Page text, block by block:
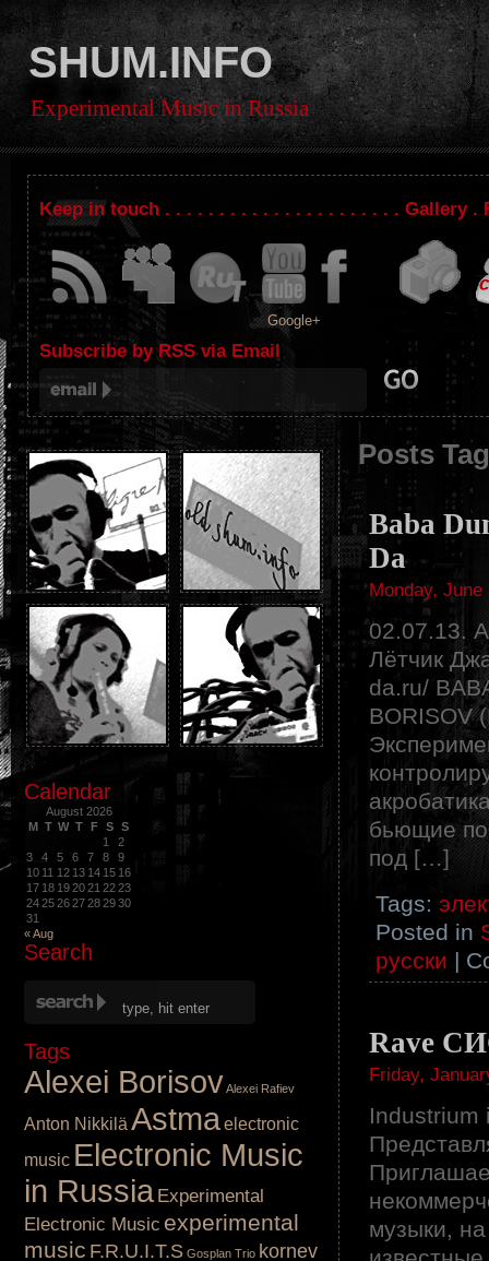
SHUM.INFO
Experimental Music in Russia
Keep in touch . . . . . . . . . . . . . . . . . . . . . . Gallery .
Google+
Subscribe by RSS via Email
Posts
Baba
Da
Monday, June
02.07.13.
Лётчик
da.ru/
BORISOV
бьющие по
под […]
Tags:
Posted in
русски |
Rave
Friday,
Industrium
музыки,
Calendar
August 2026
M T W T F S
S
1
2
3
4 5 6 7 8
9
10 11 12 13 14 15 16
17 18 192021 2223
24252627282930
31
« Aug
Search
Tags
Alexei BorisovAlexei Rafiev
Anton Nikkilä Astmaelectronic
music Electronic Music
in Russia Experimental
Electronic Music experimental
music F.R.U.I.T.S Gosplan Trio kornev